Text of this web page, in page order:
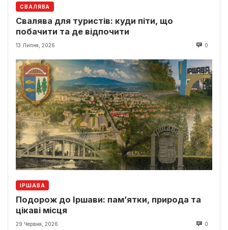
СВАЛЯВА
Свалява для туристів: куди піти, що
побачити та де відпочити
13 Липня, 2026 0
ІРШАВА
Подорож до Іршави: пам’ятки, природа та
цікаві місця
29 Червня, 2026 0